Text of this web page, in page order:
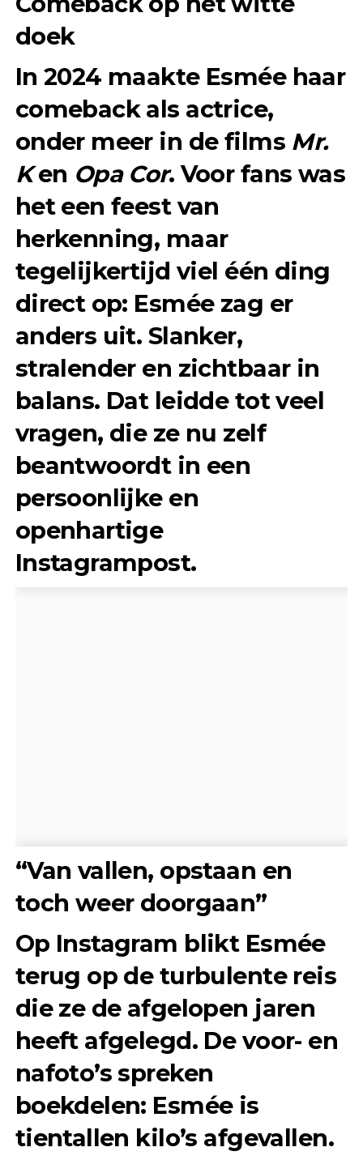
doek
In 2024 maakte Esmée haar
comeback als actrice,
onder meer in de films Mr.
Ken Opa Cor. Voor fans was
het een feest van
herkenning, maar
tegelijkertijd viel één ding
direct op: Esmée zag er
anders uit. Slanker,
stralender en zichtbaar in
balans. Dat leidde tot veel
vragen, die ze nu zelf
beantwoordt in een
persoonlijke en
openhartige
Instagrampost.
“Van vallen, opstaan en
toch weer doorgaan”
Op Instagram blikt Esmée
terug op de turbulente reis
die ze de afgelopen jaren
heeft afgelegd. De voor- en
nafoto’s spreken
boekdelen: Esmée is
tientallen kilo’s afgevallen.